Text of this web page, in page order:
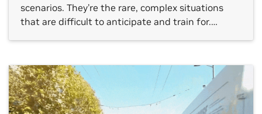
scenarios. They’re the rare, complex situations
that are difficult to anticipate and train for.
must understand the situation, reason about
cause and effect, choose the right action and […]